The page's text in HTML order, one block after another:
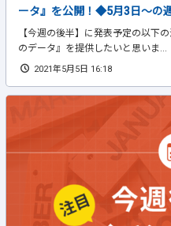
ータ』を公開！◆5月3日～の
【今週の後半】に発表予定の以下
のデータ』を提供したいと思いま...
2021年5月5日 16:18